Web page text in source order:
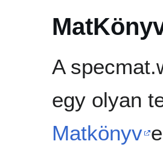
A
egy olyan
Matkönyv